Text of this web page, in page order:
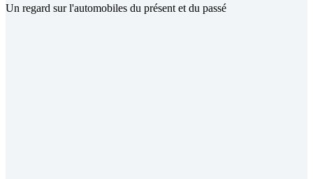
Un regard sur l'automobiles du présent et du passé